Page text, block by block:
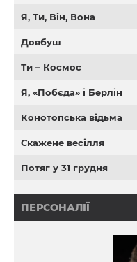
Я, Ти, Він, Вона
Довбуш
Ти – Космос
Я, «Побєда» і Берлін
Конотопська відьма
Скажене весілля
Потяг у 31 грудня
ПЕРСОНАЛІЇ